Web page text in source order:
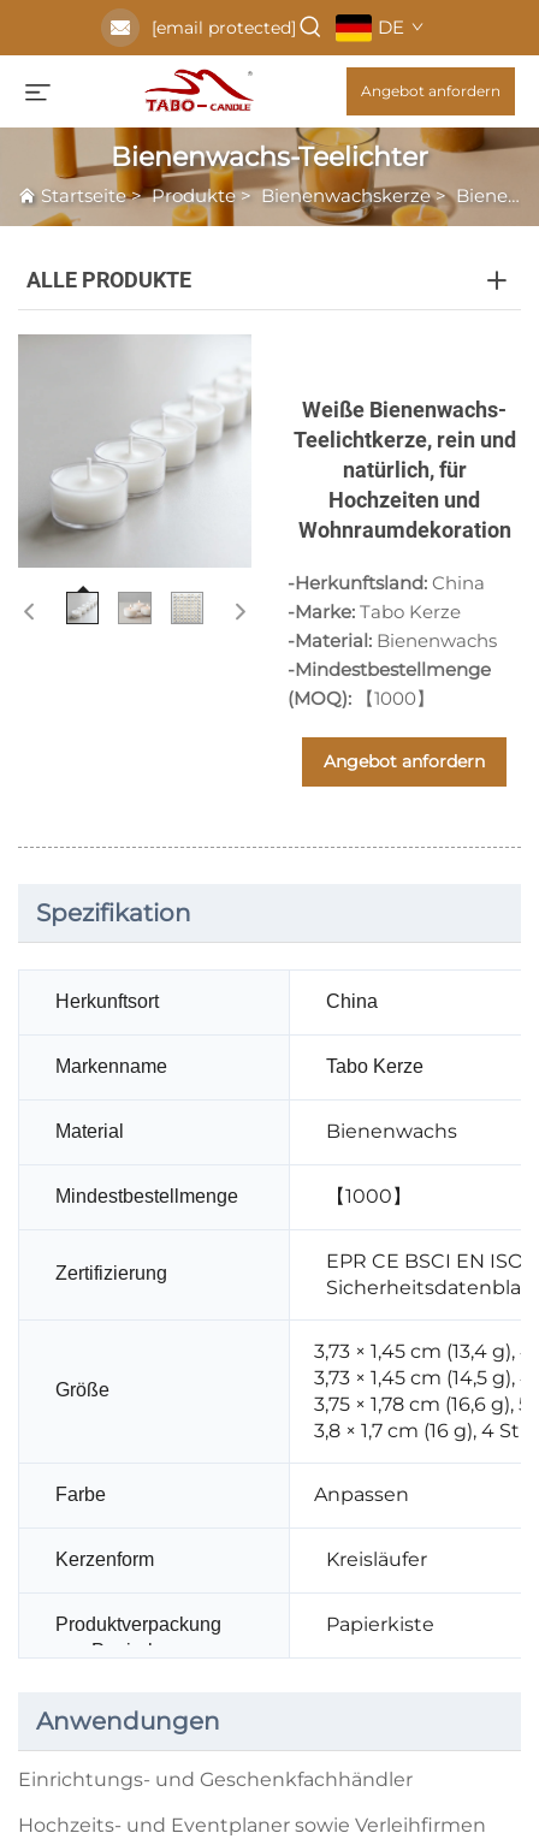
[email protected] DE
Angebot anfordern
Bienenwachs-Teelichter
Startseite>Produkte>Bienenwachskerze>Bienenwachs-Teelichter
ALLE PRODUKTE
Weiße Bienenwachs-
Teelichtkerze, rein und
natürlich, für
Hochzeiten und
Wohnraumdekoration
-Herkunftsland: China
-Marke: Tabo Kerze
-Material: Bienenwachs
-Mindestbestellmenge
(MOQ):
【1000】
Angebot anfordern
Spezifikation
Herkunftsort China
Markenname Tabo Kerze
Material Bienenwachs
Mindestbestellmenge 【1000】
Zertifizierung
EPR CE BSCI EN ISO
Sicherheitsdatenblatt
Größe
3,73 × 1,45 cm (13,4 g),
3,73 × 1,45 cm (14,5 g),
3,75 × 1,78 cm (16,6 g),
3,8 × 1,7 cm (16 g), 4
Farbe Anpassen
Kerzenform Kreisläufer
Produktverpackung
aus Papierbox
Papierkiste
Anwendungen
Einrichtungs- und Geschenkfachhändler
Hochzeits- und Eventplaner sowie Verleihfirmen